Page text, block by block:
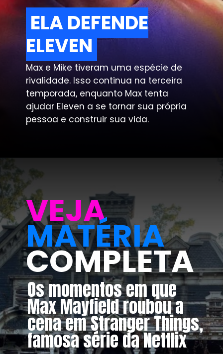
ELA DEFENDE
ELEVEN
ELA DEFENDE
ELEVEN
Max e Mike tiveram uma espécie de
rivalidade. Isso continua na terceira
temporada, enquanto Max tenta
ajudar Eleven a se tornar sua própria
pessoa e construir sua vida.
VEJA
MATÉRIA
COMPLETA
Os momentos em que
Max Mayfield roubou a
cena em Stranger Things,
famosa série da Netflix